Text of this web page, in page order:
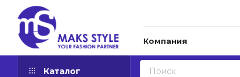
Компания
Каталог